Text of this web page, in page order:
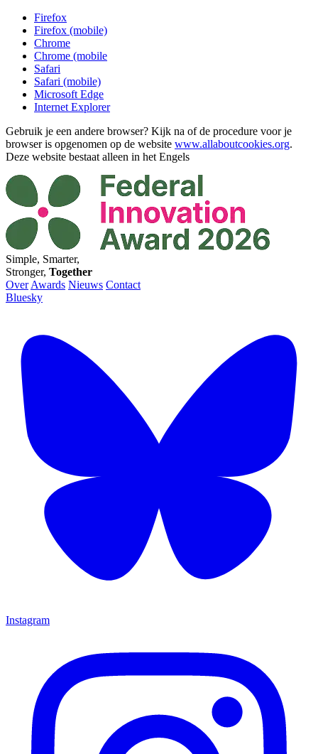
Firefox
Firefox (mobile)
Chrome
Chrome (mobile
Safari
Safari (mobile)
Microsoft Edge
Internet Explorer
Gebruik je een andere browser? Kijk na of de procedure voor je
browser is opgenomen op de website www.allaboutcookies.org.
Deze website bestaat alleen in het Engels
Simple, Smarter,
Stronger, Together
Over Awards Nieuws Contact
Bluesky
Instagram